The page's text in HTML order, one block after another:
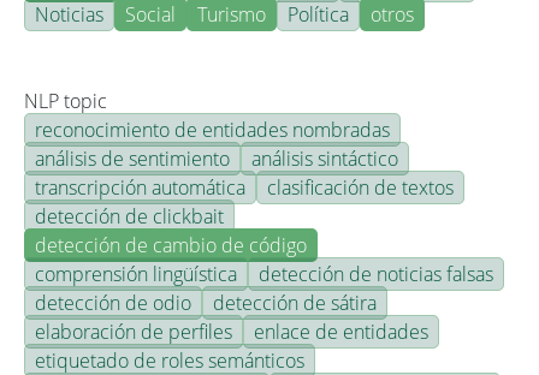
Noticias
Social Turismo Política otros
NLP topic
reconocimiento de entidades nombradas
análisis de sentimiento
análisis sintáctico
transcripción automática
clasificación de textos
detección de clickbait
detección de cambio de código
comprensión lingüística
detección de noticias falsas
detección de odio
detección de sátira
elaboración de perfiles
enlace de entidades
etiquetado de roles semánticos